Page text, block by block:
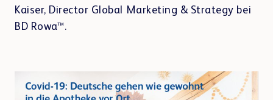
Kaiser, Director Global Marketing & Strategy bei
BD Rowa™.